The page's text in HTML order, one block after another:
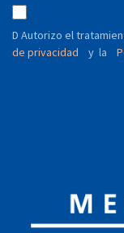
D Autorizo ​​el
de privacidad
y la